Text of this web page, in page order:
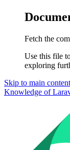
Fetch the
Use this file
exploring
Skip to main content
Knowledge of